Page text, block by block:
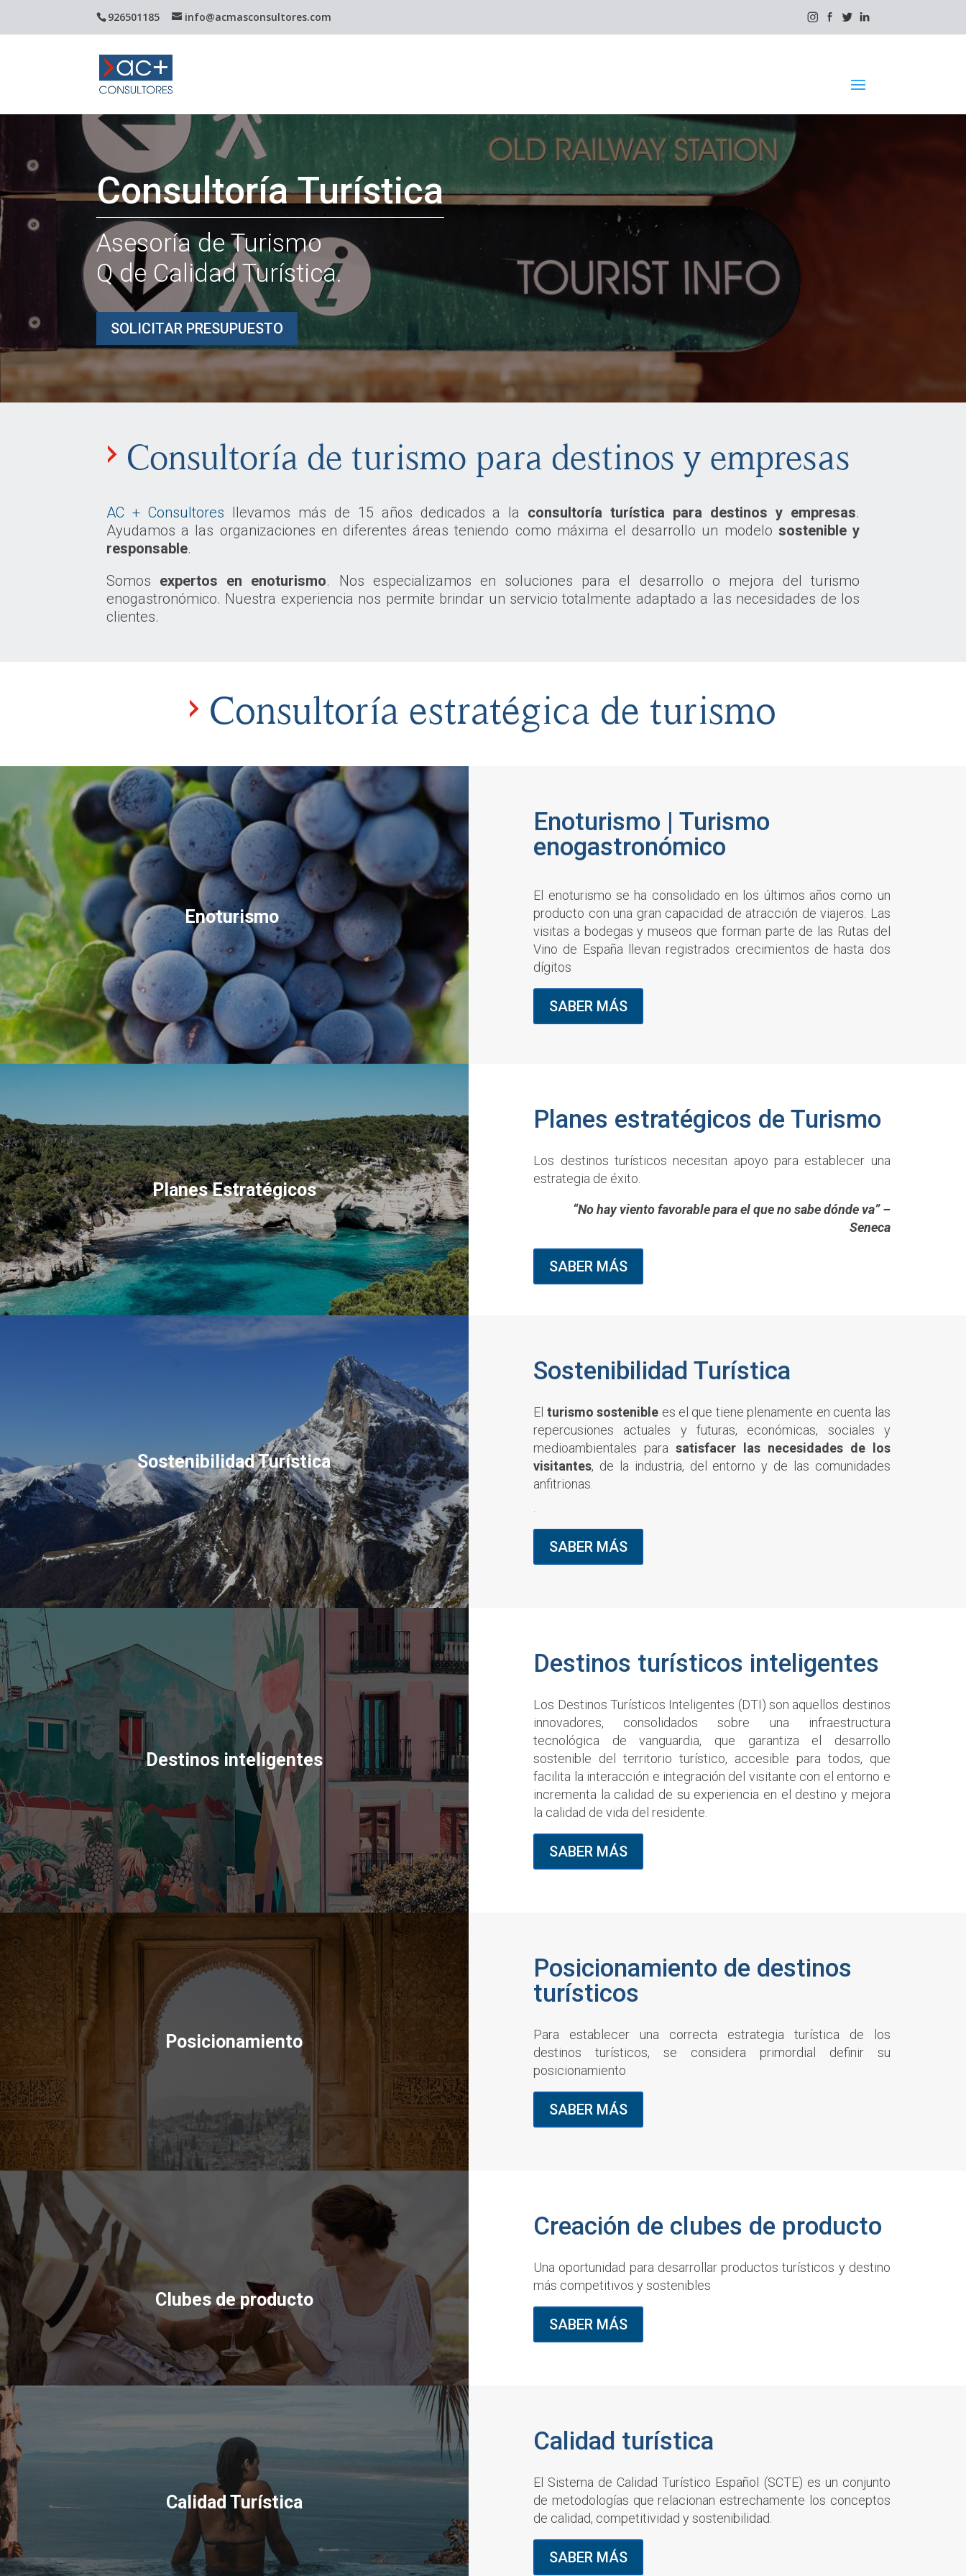
926501185 info@acmasconsultores.com
Consultoría Turística
Asesoría de Turismo
Q de Calidad Turística.
SOLICITAR PRESUPUESTO
Consultoría de turismo para destinos y empresas
AC + Consultores llevamos más de 15 años dedicados a la consultoría turística para destinos y empresas.
Ayudamos a las organizaciones en diferentes áreas teniendo como máxima el desarrollo un modelo sostenible y
responsable.
Somos expertos en enoturismo.
Nos especializamos en soluciones para el desarrollo o mejora del turismo
enogastronómico. Nuestra experiencia nos permite brindar un servicio totalmente adaptado a las necesidades de los
clientes.
Consultoría estratégica de turismo
Enoturismo
Enoturismo | Turismo
enogastronómico
El enoturismo se ha consolidado en los últimos años como un
producto con una gran capacidad de atracción de viajeros. Las
visitas a bodegas y museos que forman parte de las Rutas del
Vino de España llevan registrados crecimientos de hasta dos
dígitos
SABER MÁS
Planes Estratégicos
Planes estratégicos de Turismo
Los destinos turísticos necesitan apoyo para establecer una
estrategia de éxito.
“No hay viento favorable para el que no sabe dónde va” –
Seneca
SABER MÁS
Sostenibilidad Turística
Sostenibilidad Turística
El turismo sostenible es el que tiene plenamente en cuenta las
repercusiones actuales y futuras, económicas, sociales y
medioambientales parasatisfacer las necesidades de los
visitantes, de la industria, del entorno y de las comunidades
anfitrionas.
SABER MÁS
Destinos inteligentes
Destinos turísticos inteligentes
Los Destinos Turísticos Inteligentes (DTI) son aquellos destinos
innovadores, consolidados sobre una infraestructura
tecnológica de vanguardia, que garantiza el desarrollo
sostenible del territorio turístico, accesible para todos, que
facilita la interacción e integración del visitante con el entorno e
incrementa la calidad de su experiencia en el destino y mejora
la calidad de vida del residente.
SABER MÁS
Posicionamiento
Posicionamiento de destinos
turísticos
Para establecer una correcta estrategia turística de los
destinos turísticos, se considera primordial definir su
posicionamiento
SABER MÁS
Clubes de producto
Creación de clubes de producto
Una oportunidad para desarrollar productos turísticos y destino
más competitivos y sostenibles
SABER MÁS
Calidad Turística
Calidad turística
El Sistema de Calidad Turístico Español (SCTE) es un conjunto
de metodologías que relacionan estrechamente los conceptos
de calidad, competitividad y sostenibilidad.
SABER MÁS